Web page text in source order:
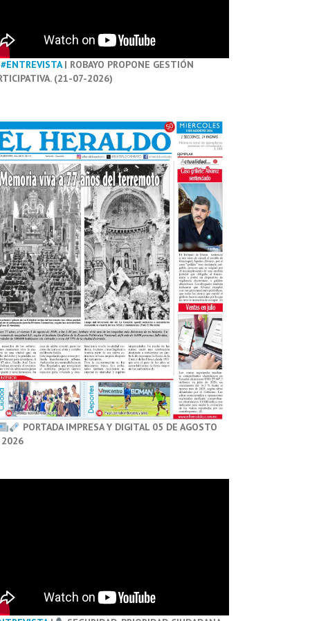
#ENTREVISTA| ROBAYO PROPONE GESTIÓN
(21-07-2026)
PORTADA IMPRESA Y DIGITAL 05 DE AGOSTO
2026